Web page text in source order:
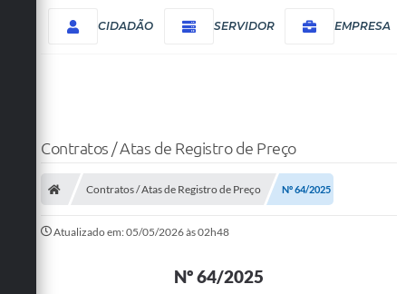
CIDADÃO SERVIDOR EMPRESA
Contratos / Atas de Registro de Preço
Contratos / Atas de Registro de Preço Nº 64/2025
Atualizado em: 05/05/2026 às 02h48
Nº 64/2025